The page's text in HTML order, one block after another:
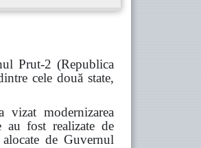
Prut-2 (Republica
cele două state,
modernizarea
au fost realizate de
de Guvernul